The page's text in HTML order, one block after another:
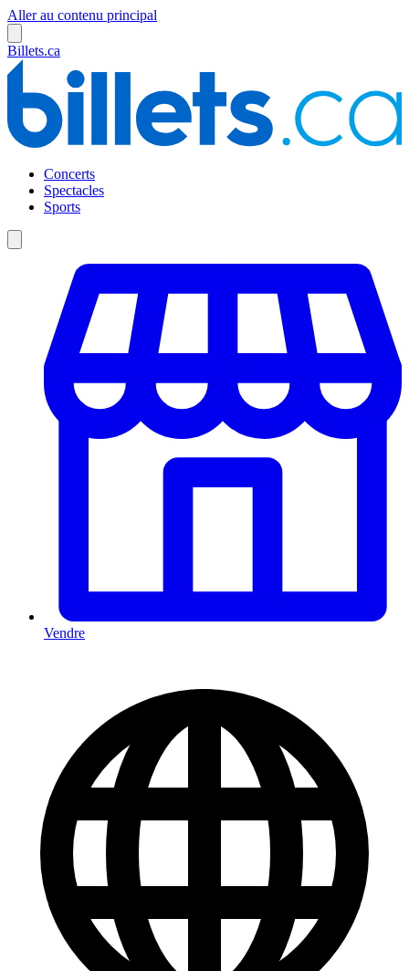
Aller au contenu principal
Billets.ca
Concerts
Spectacles
Sports
Vendre